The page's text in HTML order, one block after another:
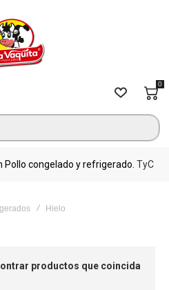
0
Pollo congelado y refrigerado. TyC
Hielo
productos que coincida